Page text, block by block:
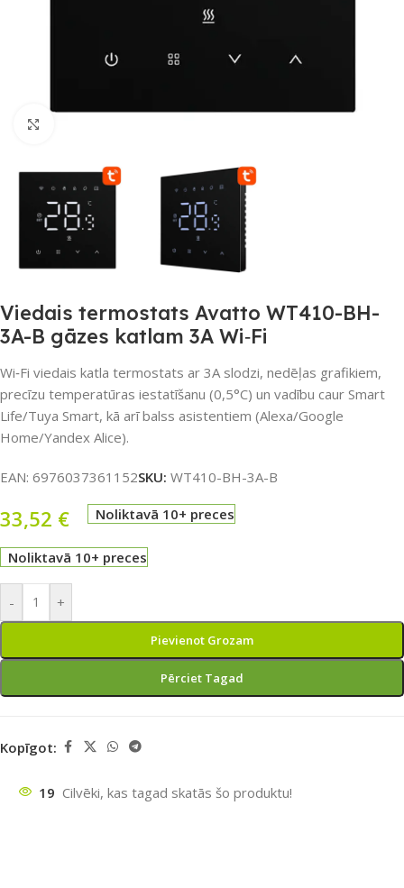
Viedais termostats Avatto WT410-BH-
3A-B gāzes katlam 3A Wi‑Fi
Wi‑Fi viedais katla termostats ar 3A slodzi, nedēļas grafikiem,
precīzu temperatūras iestatīšanu (0,5°C) un vadību caur Smart
Life/Tuya Smart, kā arī balss asistentiem (Alexa/Google
Home/Yandex Alice).
EAN: 6976037361152SKU: WT410-BH-3A-B
33,52 € Noliktavā 10+ preces
Noliktavā 10+ preces
- +
Pievienot Grozam
Pērciet Tagad
Kopīgot:
19 Cilvēki, kas tagad skatās šo produktu!